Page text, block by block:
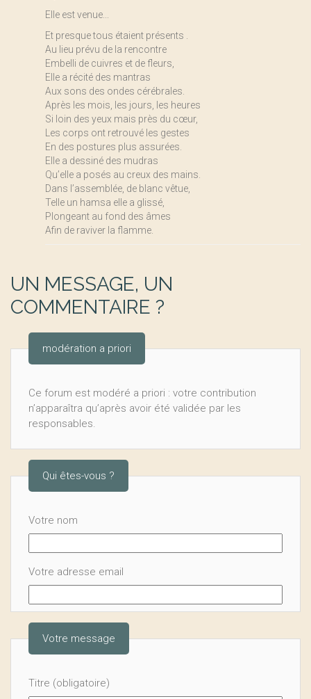
Elle est venue...
Et presque tous étaient présents .
Au lieu prévu de la rencontre
Embelli de cuivres et de fleurs,
Elle a récité des mantras
Aux sons des ondes cérébrales.
Après les mois, les jours, les heures
Si loin des yeux mais près du cœur,
Les corps ont retrouvé les gestes
En des postures plus assurées.
Elle a dessiné des mudras
Qu’elle a posés au creux des mains.
Dans l’assemblée, de blanc vêtue,
Telle un hamsa elle a glissé,
Plongeant au fond des âmes
Afin de raviver la flamme.
UN MESSAGE, UN
COMMENTAIRE ?
modération a priori
Ce forum est modéré a priori : votre contribution
n’apparaîtra qu’après avoir été validée par les
responsables.
Qui êtes-vous ?
Votre nom
Votre adresse email
Votre message
Titre (obligatoire)